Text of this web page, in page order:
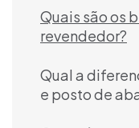
Quais são os
revendedor?
Qual a
e posto de